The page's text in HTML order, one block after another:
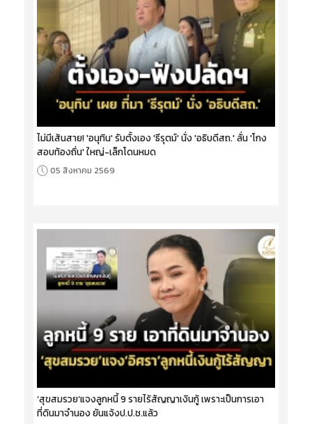
ไม่มีเส้นสาย! 'อนุทิน' รับตั้งเอง 'ธีรุตม์' นั่ง 'อธิบดีสถ.' ลั่น 'โกง
สอบท้องถิ่น' ใหญ่-เล็กโดนหมด
05 สิงหาคม 2569
‘สุขสมรวย’แจงลูกหนี้ 9 รายไร้สัญญาเงินกู้ เพราะเป็นการเอา
ที่ดินมาจำนอง ยันแจ้งป.ป.ช.แล้ว